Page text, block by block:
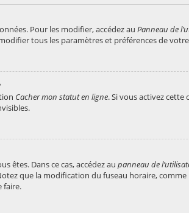
Pour les modifier, accédez au Panneau de
tous les paramètres et préférences de
Cacher mon statut en ligne. Si vous activez
êtes. Dans ce cas, accédez au panneau de
que la modification du fuseau horaire, comme
faire.